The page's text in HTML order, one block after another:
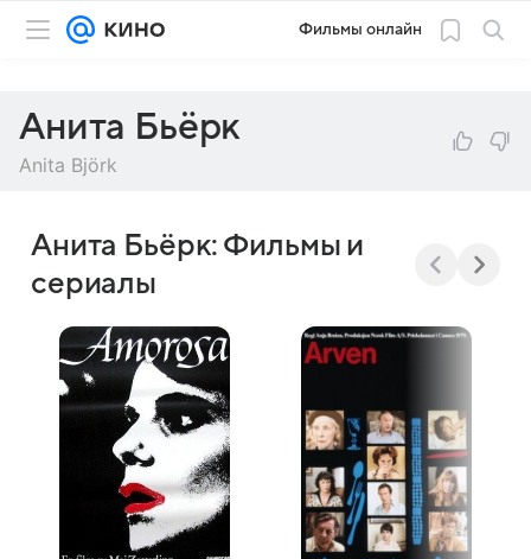
Фильмы онлайн
Анита Бьёрк
Anita Björk
Анита Бьёрк: Фильмы и
сериалы